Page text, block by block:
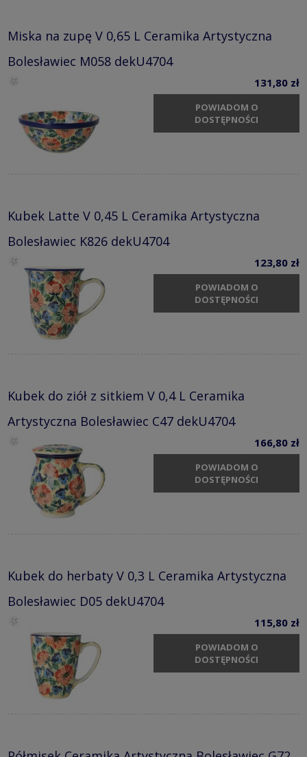
Miska na zupę V 0,65 L Ceramika Artystyczna
Bolesławiec M058 dekU4704
131,80 zł
POWIADOM O
DOSTĘPNOŚCI
Kubek Latte V 0,45 L Ceramika Artystyczna
Bolesławiec K826 dekU4704
123,80 zł
POWIADOM O
DOSTĘPNOŚCI
Kubek do ziół z sitkiem V 0,4 L Ceramika
Artystyczna Bolesławiec C47 dekU4704
166,80 zł
POWIADOM O
DOSTĘPNOŚCI
Kubek do herbaty V 0,3 L Ceramika Artystyczna
Bolesławiec D05 dekU4704
115,80 zł
POWIADOM O
DOSTĘPNOŚCI